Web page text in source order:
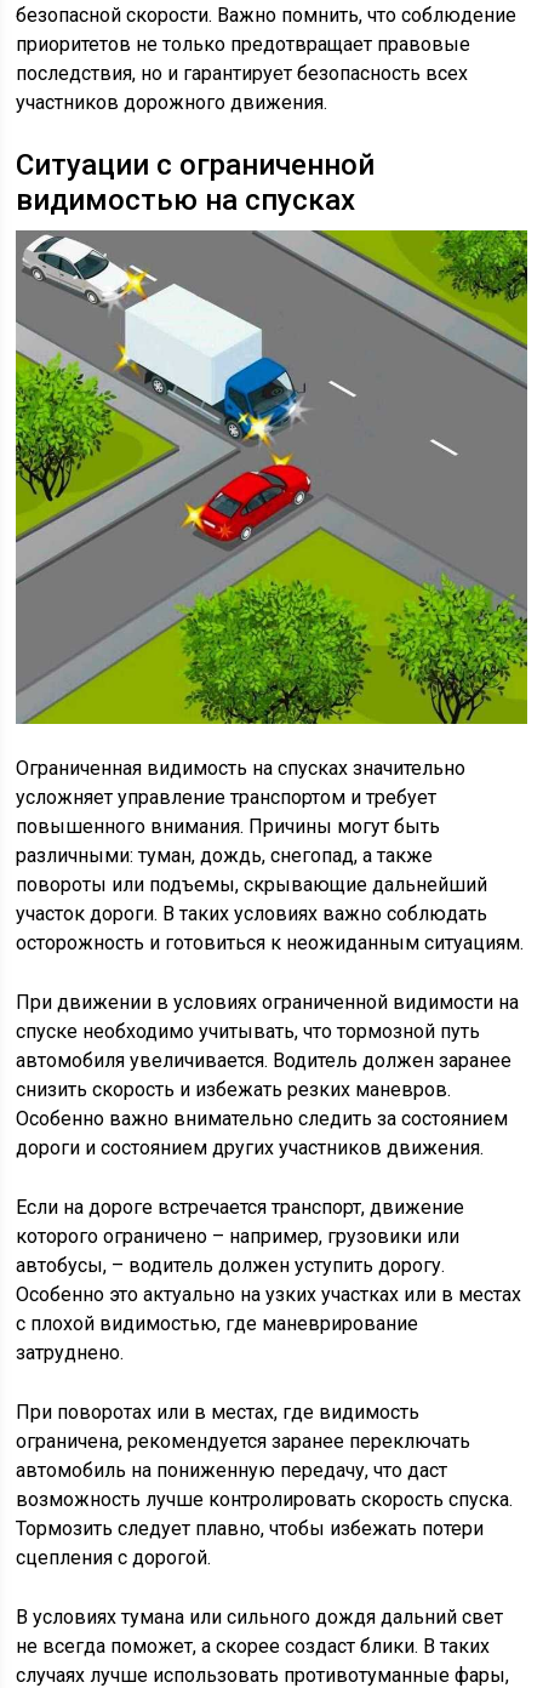
безопасной скорости. Важно помнить, что соблюдение
приоритетов не только предотвращает правовые
последствия, но и гарантирует безопасность всех
участников дорожного движения.
Ситуации с ограниченной
видимостью на спусках
Ограниченная видимость на спусках значительно
усложняет управление транспортом и требует
повышенного внимания. Причины могут быть
различными: туман, дождь, снегопад, а также
повороты или подъемы, скрывающие дальнейший
участок дороги. В таких условиях важно соблюдать
осторожность и готовиться к неожиданным ситуациям.
При движении в условиях ограниченной видимости на
спуске необходимо учитывать, что тормозной путь
автомобиля увеличивается. Водитель должен заранее
снизить скорость и избежать резких маневров.
Особенно важно внимательно следить за состоянием
дороги и состоянием других участников движения.
Если на дороге встречается транспорт, движение
которого ограничено – например, грузовики или
автобусы, – водитель должен уступить дорогу.
Особенно это актуально на узких участках или в местах
с плохой видимостью, где маневрирование
затруднено.
При поворотах или в местах, где видимость
ограничена, рекомендуется заранее переключать
автомобиль на пониженную передачу, что даст
возможность лучше контролировать скорость спуска.
Тормозить следует плавно, чтобы избежать потери
сцепления с дорогой.
В условиях тумана или сильного дождя дальний свет
не всегда поможет, а скорее создаст блики. В таких
случаях лучше использовать противотуманные фары,